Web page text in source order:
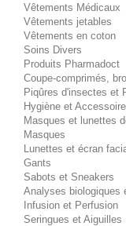
Vêtements Médicaux
Vêtements jetables
Vêtements en coton
Soins Divers
Produits Pharmadoct
Coupe-comprimés,
Piqûres d'insectes et
Hygiène et
Masques et lunettes
Masques
Lunettes et écran
Gants
Sabots et Sneakers
Analyses biologiques
Infusion et Perfusion
Seringues et Aiguilles